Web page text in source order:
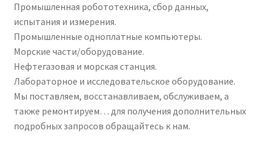
Промышленная робототехника, сбор данных,
испытания и измерения.
Промышленные одноплатные компьютеры.
Морские части/оборудование.
Нефтегазовая и морская станция.
Лабораторное и исследовательское оборудование.
Мы поставляем, восстанавливаем, обслуживаем, а
также ремонтируем… для получения дополнительных
подробных запросов обращайтесь к нам.